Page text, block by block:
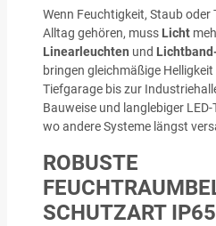
Wenn Feuchtigkeit, Staub
Alltag gehören, muss Licht
Linearleuchten und
bringen gleichmäßige
Tiefgarage bis zur
Bauweise und langlebiger
wo andere Systeme längst
ROBUSTE
SCHUTZART IP65